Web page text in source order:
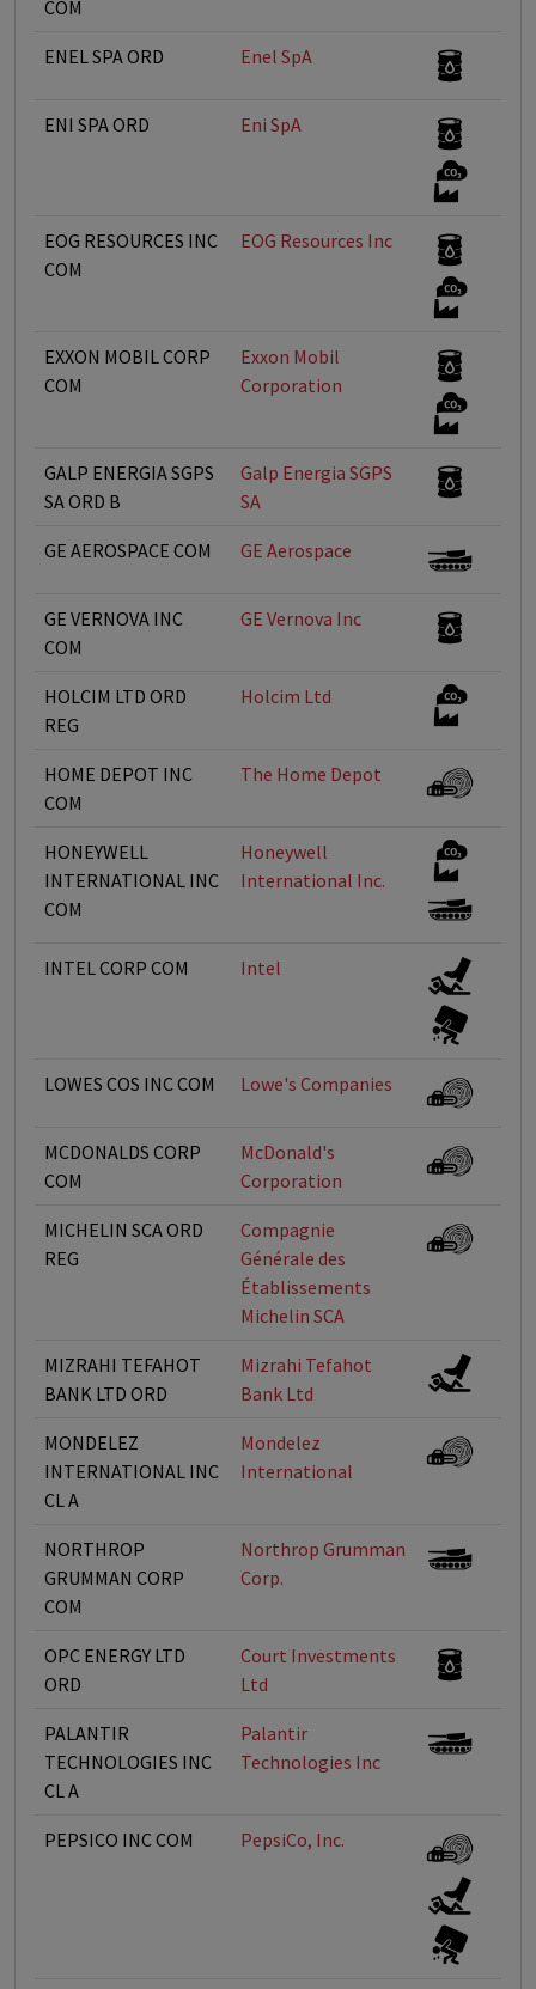
COM
ENEL SPA ORD Enel SpA
ENI SPA ORD Eni SpA
EOG RESOURCES INC
COM
EOG Resources Inc
EXXON MOBIL CORP
COM
Exxon Mobil
Corporation
GALP ENERGIA SGPS
SA ORD B
Galp Energia SGPS
SA
GE AEROSPACE COM GE Aerospace
GE VERNOVA INC
COM
GE Vernova Inc
HOLCIM LTD ORD
REG
Holcim Ltd
HOME DEPOT INC
COM
The Home Depot
HONEYWELL
INTERNATIONAL INC
COM
Honeywell
International Inc.
INTEL CORP COM Intel
LOWES COS INC COM Lowe's Companies
MCDONALDS CORP
COM
McDonald's
Corporation
MICHELIN SCA ORD
REG
Compagnie
Générale des
Établissements
Michelin SCA
MIZRAHI TEFAHOT
BANK LTD ORD
Mizrahi Tefahot
Bank Ltd
MONDELEZ
INTERNATIONAL INC
CL A
Mondelez
International
NORTHROP
GRUMMAN CORP
COM
Northrop Grumman
Corp.
OPC ENERGY LTD
ORD
Court Investments
Ltd
PALANTIR
TECHNOLOGIES INC
CL A
Palantir
Technologies Inc
PEPSICO INC COM PepsiCo, Inc.